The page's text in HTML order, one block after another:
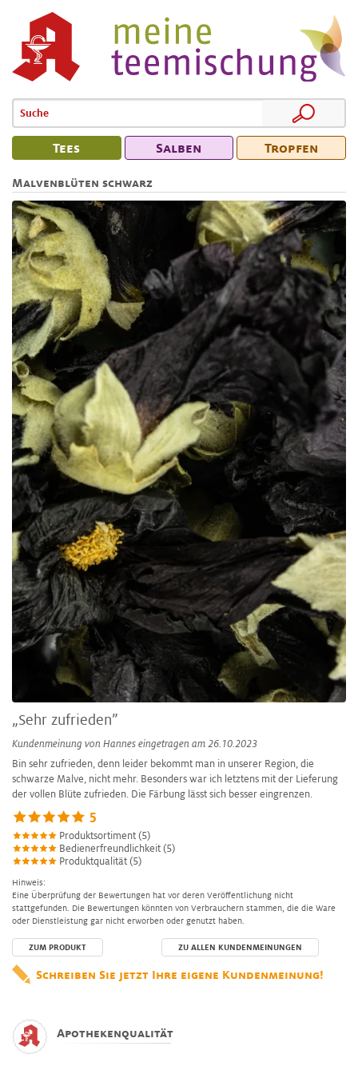
Tees Salben Tropfen
Malvenblüten schwarz
„Sehr zufrieden”
Kundenmeinung von Hannes eingetragen am 26.10.2023
Bin sehr zufrieden, denn leider bekommt man in unserer Region, die
schwarze Malve, nicht mehr. Besonders war ich letztens mit der Lieferung
der vollen Blüte zufrieden. Die Färbung lässt sich besser eingrenzen.
5
Produktsortiment (5)
Bedienerfreundlichkeit (5)
Produktqualität (5)
Hinweis:
Eine Überprüfung der Bewertungen hat vor deren Veröffentlichung nicht
stattgefunden. Die Bewertungen könnten von Verbrauchern stammen, die die Ware
oder Dienstleistung gar nicht erworben oder genutzt haben.
ZUM PRODUKT ZU ALLEN KUNDENMEINUNGEN
Schreiben Sie jetzt Ihre eigene Kundenmeinung!
Apothekenqualität